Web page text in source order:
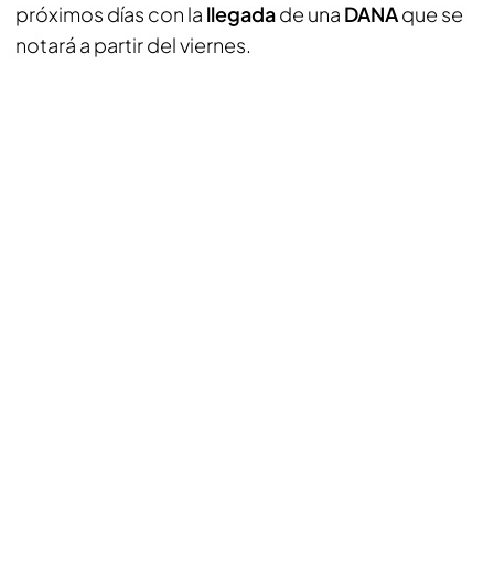
próximos días con la llegadade una DANAque se
notará a partir del viernes.